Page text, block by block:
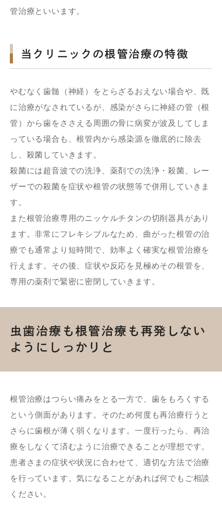
管治療といいます。
当クリニックの根管治療の特徴
やむなく歯髄（神経）をとらざるおえない場合や、既
に治療がなされているが、感染がさらに神経の管（根
管）から歯をささえる周囲の骨に病変が波及してしま
っている場合も、根管内から感染源を徹底的に除去
し、殺菌していきます。
殺菌には超音波での洗浄、薬剤での洗浄・殺菌、レー
ザーでの殺菌を症状や根管の状態等で併用していきま
す。
また根管治療専用のニッケルチタンの切削器具があり
ます。非常にフレキシブルなため、曲がった根管の治
療でも通常より短時間で、効率よく確実な根管治療を
行えます。その後、症状や反応を見極めその根管を、
専用の薬剤で緊密に密閉していきます。
虫歯治療も根管治療も再発しない
ようにしっかりと
根管治療はつらい痛みをとる一方で、歯をもろくする
という側面があります。そのため何度も再治療行うと
さらに歯根が薄く弱くなります。一度行ったら、再治
療をしなくて済むように治療できることが理想です。
患者さまの症状や状況に合わせて、適切な方法で治療
を行っています。気になることがあれば何でもご相談
ください。